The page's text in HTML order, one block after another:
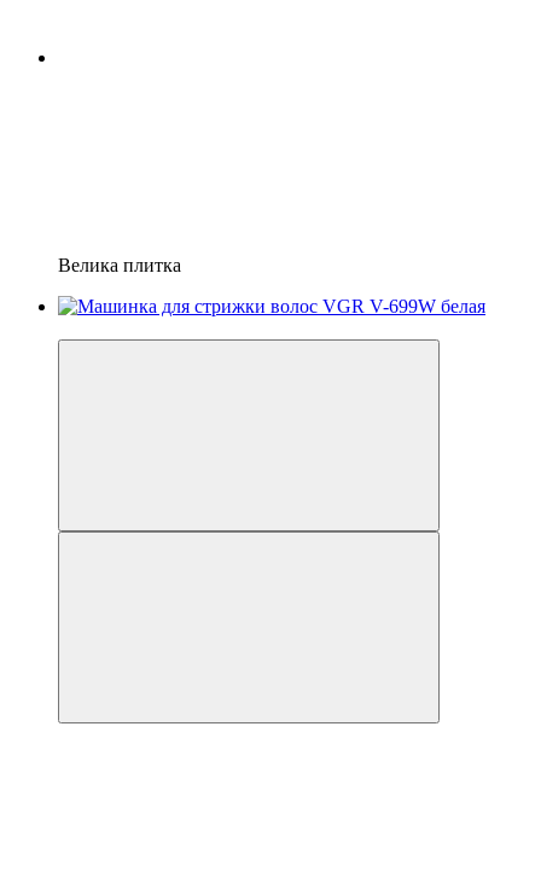
Велика плитка